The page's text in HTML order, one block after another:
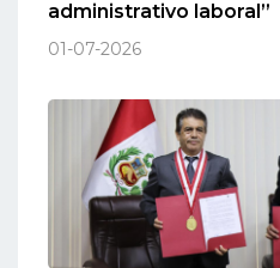
administrativo laboral”
01-07-2026